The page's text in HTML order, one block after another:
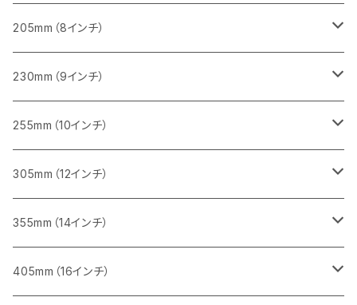
一般道路カッター用
455ｍｍ（18インチ）
一般道路カッター用
ブロック切断用
レンガ切断用
インターロッキング切断用
鋳鉄管切断用
ヒューム管・U字溝切断用
コンクリート切断用
ブロック切断用
レンガ切断用
インターロッキング切断用
鋳鉄管切断用
ヒューム管・U字溝切断用
コンクリート切断用
ブロック切断用
レンガ切断用
インターロッキング切断用
鋳鉄管切断用
ヒューム管・U字溝切断用
みかげ石（御影石）切断用
コンクリート切断用
ブロック切断用
レンガ切断用
インターロッキング切断用
鋳鉄管切断用
205mm（8インチ）
みかげ石（御影石）切断用
コンクリート切断用
ブロック切断用
レンガ切断用
インターロッキング切断用
230mm（9インチ）
みかげ石（御影石）切断用
コンクリート切断用
ブロック切断用
レンガ切断用
255mm（10インチ）
コンクリート切断用
一般道路カッター用
ブロック切断用
レンガ切断用
305mm（12インチ）
みかげ石（御影石）切断用
セグメント
鉄筋コンクリート切断用
355mm（14インチ）
みかげ石（御影石）切断用
405mm（16インチ）